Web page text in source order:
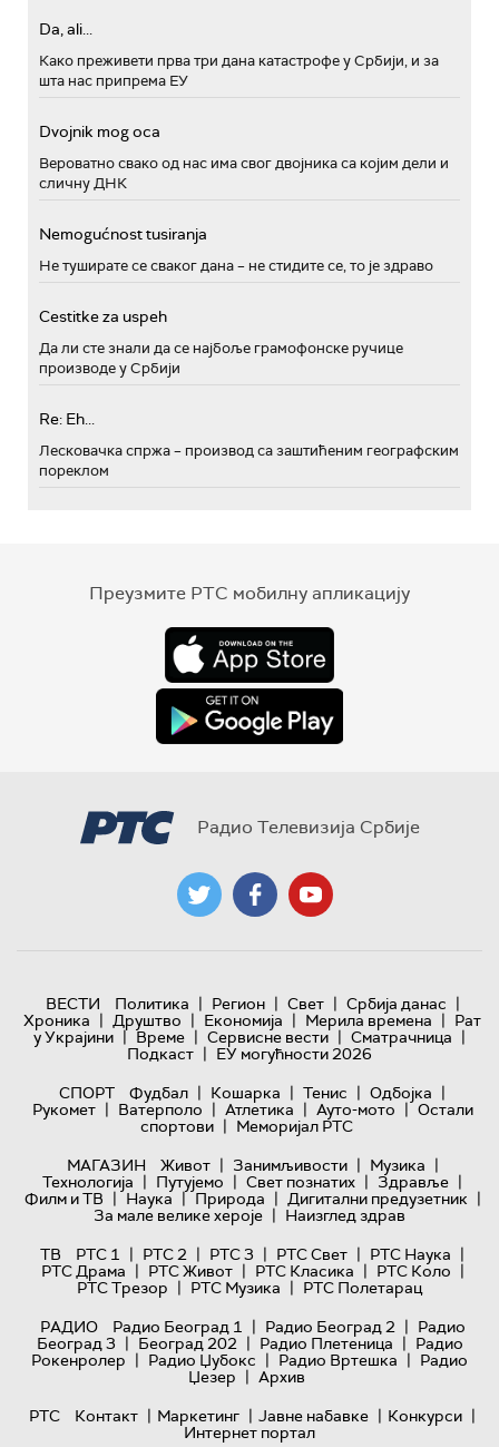
Da, ali...
Како преживети прва три дана катастрофе у Србији, и за
шта нас припрема ЕУ
Dvojnik mog oca
Вероватно свако од нас има свог двојника са којим дели и
сличну ДНК
Nemogućnost tusiranja
Не туширате се сваког дана – не стидите се, то је здраво
Cestitke za uspeh
Да ли сте знали да се најбоље грамофонске ручице
производе у Србији
Re: Eh...
Лесковачка спржа – производ са заштићеним географским
пореклом
Преузмите РТС мобилну апликацију
Радио Телевизија Србије
ВЕСТИ Политика | Регион | Свет | Србија данас |
Хроника | Друштво | Економија | Мерила времена | Рат
у Украјини | Време | Сервисне вести | Сматрачница |
Подкаст | ЕУ могућности 2026
СПОРТ
Фудбал | Кошарка | Тенис | Одбојка |
Рукомет | Ватерполо | Атлетика | Ауто-мото | Остали
спортови | Меморијал РТС
МАГАЗИН
Живот | Занимљивости | Музика |
Технологијa | Путујемо | Свет познатих | Здравље |
Филм и ТВ | Наука | Природа | Дигитални предузетник |
За мале велике хероје | Наизглед здрав
ТВ
РТС 1 | РТС 2 | РТС 3 | РТС Свет | РТС Наука |
РТС Драма | РТС Живот | РТС Класика | РТС Коло |
РТС Трезор | РТС Музика | РТС Полетарац
РАДИО
Радио Београд 1 | Радио Београд 2 | Радио
Београд 3 | Београд 202 | Радио Плетеница | Радио
Рокенролер | Радио Џубокс | Радио Вртешка | Радио
Џезер | Архив
РТС
Контакт | Маркетинг | Јавне набавке | Конкурси |
Интернет портал